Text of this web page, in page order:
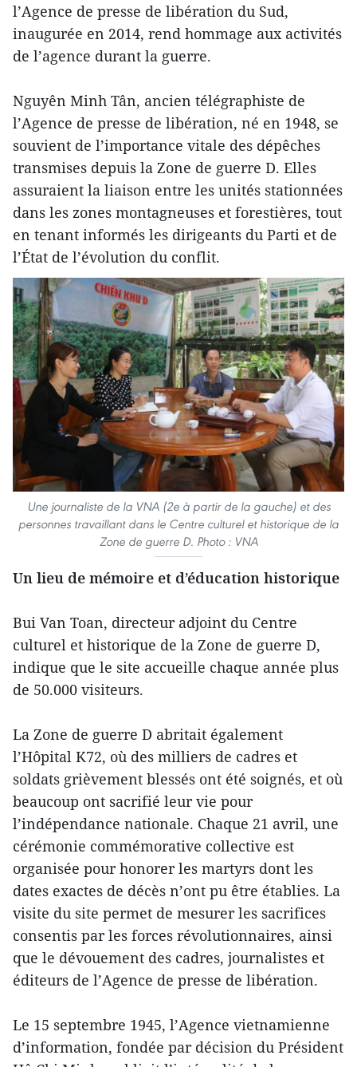
l’Agence de presse de libération du Sud,
inaugurée en 2014, rend hommage aux activités
de l’agence durant la guerre.
Nguyên Minh Tân, ancien télégraphiste de
l’Agence de presse de libération, né en 1948, se
souvient de l’importance vitale des dépêches
transmises depuis la Zone de guerre D. Elles
assuraient la liaison entre les unités stationnées
dans les zones montagneuses et forestières, tout
en tenant informés les dirigeants du Parti et de
l’État de l’évolution du conflit.
Une journaliste de la VNA (2e à partir de la gauche) et des
personnes travaillant dans le Centre culturel et historique de la
Zone de guerre D. Photo : VNA
Un lieu de mémoire et d’éducation historique
Bui Van Toan, directeur adjoint du Centre
culturel et historique de la Zone de guerre D,
indique que le site accueille chaque année plus
de 50.000 visiteurs.
La Zone de guerre D abritait également
l’Hôpital K72, où des milliers de cadres et
soldats grièvement blessés ont été soignés, et où
beaucoup ont sacrifié leur vie pour
l’indépendance nationale. Chaque 21 avril, une
cérémonie commémorative collective est
organisée pour honorer les martyrs dont les
dates exactes de décès n’ont pu être établies. La
visite du site permet de mesurer les sacrifices
consentis par les forces révolutionnaires, ainsi
que le dévouement des cadres, journalistes et
éditeurs de l’Agence de presse de libération.
Le 15 septembre 1945, l’Agence vietnamienne
d’information, fondée par décision du Président